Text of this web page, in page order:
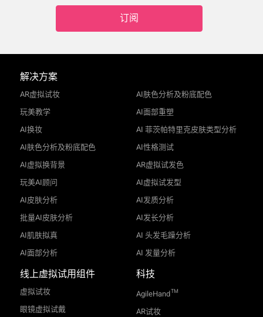
订阅
解决方案
AR虚拟试妆
玩美教学
AI换妆
AI肤色分析及粉底配色
AI虚拟换背景
玩美AI顾问
AI皮肤分析
批量AI皮肤分析
AI肌肤拟真
AI面部分析
AI肤色分析及粉底配色
AI面部重塑
AI 菲茨帕特里克皮肤类型分析
AI性格测试
AR虚拟试发色
AI虚拟试发型
AI发质分析
AI发长分析
AI 头发毛躁分析
AI 发量分析
线上虚拟试用组件
虚拟试妆
眼镜虚拟试戴
科技
AgileHandTM
AR试妆